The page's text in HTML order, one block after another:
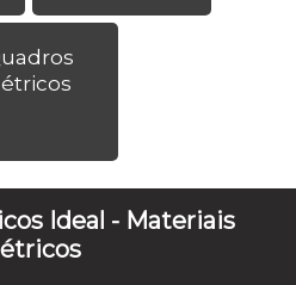
Ideal - Materiais